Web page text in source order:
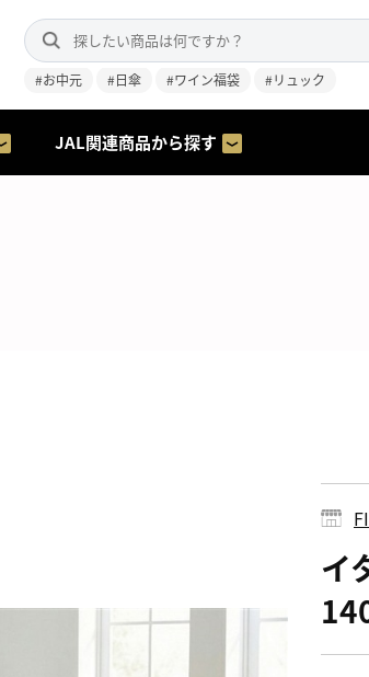
#お中元 #日傘 #ワイン福袋 #リュック
JAL関連商品から探す
イ